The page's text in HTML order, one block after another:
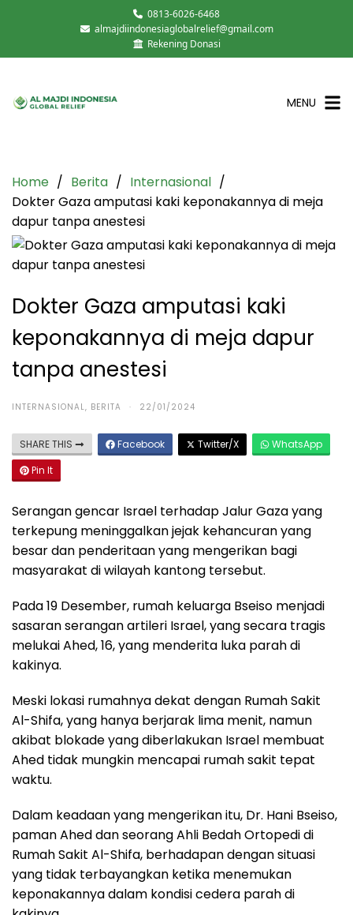
0813-6026-6468
almajdiindonesiaglobalrelief@gmail.com
Rekening Donasi
MENU
Home Berita
Internasional
Dokter Gaza amputasi kaki keponakannya di meja
dapur tanpa anestesi
Dokter Gaza amputasi kaki
keponakannya di meja dapur
tanpa anestesi
INTERNASIONAL, BERITA · 22/01/2024
SHARE THIS Facebook Twitter/X
WhatsApp
Pin It
Serangan gencar Israel terhadap Jalur Gaza yang
terkepung meninggalkan jejak kehancuran yang
besar dan penderitaan yang mengerikan bagi
masyarakat di wilayah kantong tersebut.
Pada 19 Desember, rumah keluarga Bseiso menjadi
sasaran serangan artileri Israel, yang secara tragis
melukai Ahed, 16, yang menderita luka parah di
kakinya.
Meski lokasi rumahnya dekat dengan Rumah Sakit
Al-Shifa, yang hanya berjarak lima menit, namun
akibat blokade yang diberlakukan Israel membuat
Ahed tidak mungkin mencapai rumah sakit tepat
waktu.
Dalam keadaan yang mengerikan itu, Dr. Hani Bseiso,
paman Ahed dan seorang Ahli Bedah Ortopedi di
Rumah Sakit Al-Shifa, berhadapan dengan situasi
yang tidak terbayangkan ketika menemukan
keponakannya dalam kondisi cedera parah di